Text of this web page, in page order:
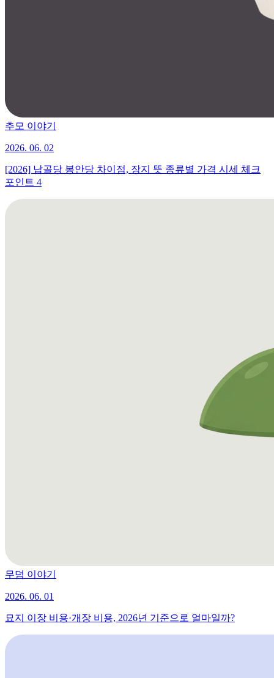
추모 이야기
2026. 06. 02
[2026] 납골당 봉안당 차이점, 장지 뜻 종류별 가격 시세 체크
포인트 4
무덤 이야기
2026. 06. 01
묘지 이장 비용·개장 비용, 2026년 기준으로 얼마일까?